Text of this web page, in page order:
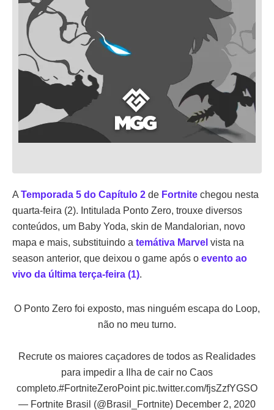
A Temporada 5 do Capítulo 2 de Fortnite chegou nesta
quarta-feira (2). Intitulada Ponto Zero, trouxe diversos
conteúdos, um Baby Yoda, skin de Mandalorian, novo
mapa e mais, substituindo a temátiva Marvel vista na
season anterior, que deixou o game após o evento ao
vivo da última terça-feira (1).
O Ponto Zero foi exposto, mas ninguém escapa do Loop,
não no meu turno.
Recrute os maiores caçadores de todos as Realidades
para impedir a Ilha de cair no Caos
completo.#FortniteZeroPoint pic.twitter.com/fjsZzfYGSO
— Fortnite Brasil (@Brasil_Fortnite) December 2, 2020